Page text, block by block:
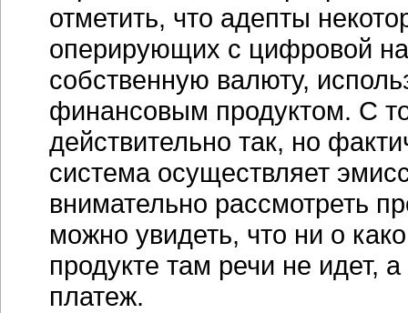
отметить, что адепты
оперирующих с цифровой
собственную валюту,
финансовым продуктом. С
действительно так, но
система осуществляет
внимательно рассмотреть
можно увидеть, что ни о
продукте там речи не идет,
платеж.